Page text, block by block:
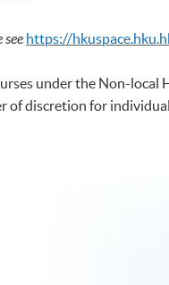
see https://
under the Non-
of discretion for